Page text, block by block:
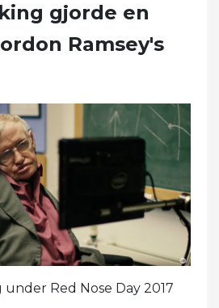
gjorde en
Ramsey's
Red Nose Day 2017